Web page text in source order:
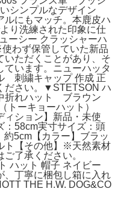
シンプルなデザイン
ルにもマッチ。本鹿皮ハ
り洗練された印象に仕
ーシー クラッシャーハ
わず保管していた新品
いただくことがあり、そ
ています。ニューハッタ
刺繍キャップ 作成 正
ださい。▼STETSON ハ
れハット ブラウン
トーキョーハット）
ィション】新品・未使
：58cm実寸サイズ：頭
約5cm【カラー】ブラッ
ト【その他】※天然素材
了承ください。
ハット 帽子 ネイビー
丁寧に梱包し箱に入れ
THE H.W. DOG&CO